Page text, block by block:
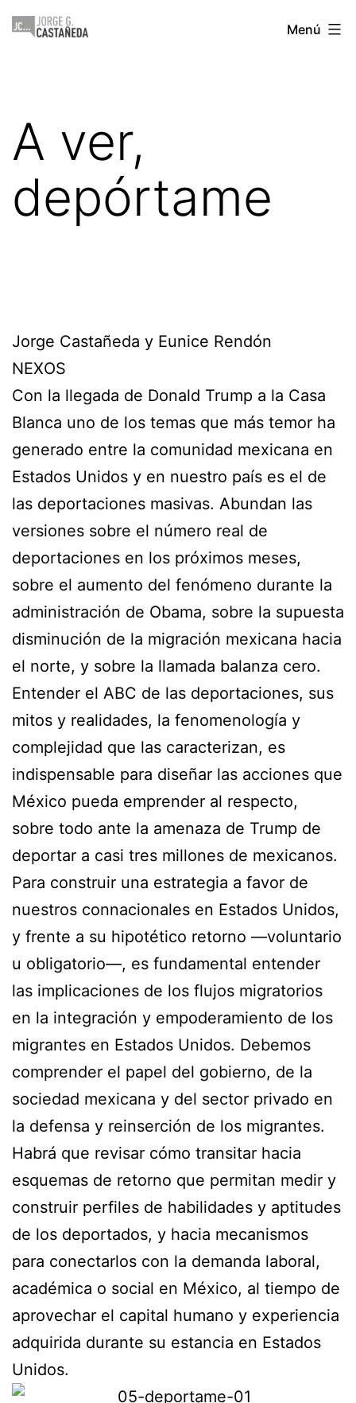
Saltar
Jorge
Menú
A ver,
depórtame
Jorge Castañeda y Eunice Rendón
NEXOS
Con la llegada de Donald Trump a la Casa
Blanca uno de los temas que más temor ha
generado entre la comunidad mexicana en
Estados Unidos y en nuestro país es el de
las deportaciones masivas. Abundan las
versiones sobre el número real de
deportaciones en los próximos meses,
sobre el aumento del fenómeno durante la
administración de Obama, sobre la supuesta
disminución de la migración mexicana hacia
el norte, y sobre la llamada balanza cero.
Entender el ABC de las deportaciones, sus
mitos y realidades, la fenomenología y
complejidad que las caracterizan, es
indispensable para diseñar las acciones que
México pueda emprender al respecto,
sobre todo ante la amenaza de Trump de
deportar a casi tres millones de mexicanos.
Para construir una estrategia a favor de
nuestros connacionales en Estados Unidos,
y frente a su hipotético retorno —voluntario
u obligatorio—, es fundamental entender
las implicaciones de los flujos migratorios
en la integración y empoderamiento de los
migrantes en Estados Unidos. Debemos
comprender el papel del gobierno, de la
sociedad mexicana y del sector privado en
la defensa y reinserción de los migrantes.
Habrá que revisar cómo transitar hacia
esquemas de retorno que permitan medir y
construir perfiles de habilidades y aptitudes
de los deportados, y hacia mecanismos
para conectarlos con la demanda laboral,
académica o social en México, al tiempo de
aprovechar el capital humano y experiencia
adquirida durante su estancia en Estados
Unidos.